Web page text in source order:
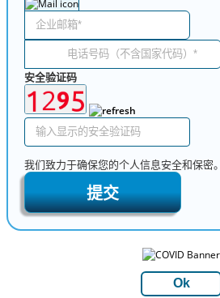
安全验证码
我们致力于确保您的个人信息安全和保密。
提交
Ok